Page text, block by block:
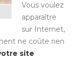
Vous voulez
apparaître
sur Internet,
ne coûte rien
site